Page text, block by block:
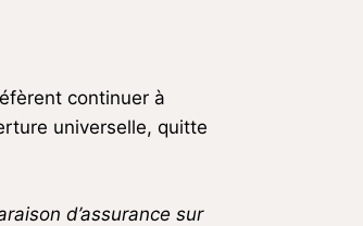
continuer à
universelle, quitte
d’assurance sur